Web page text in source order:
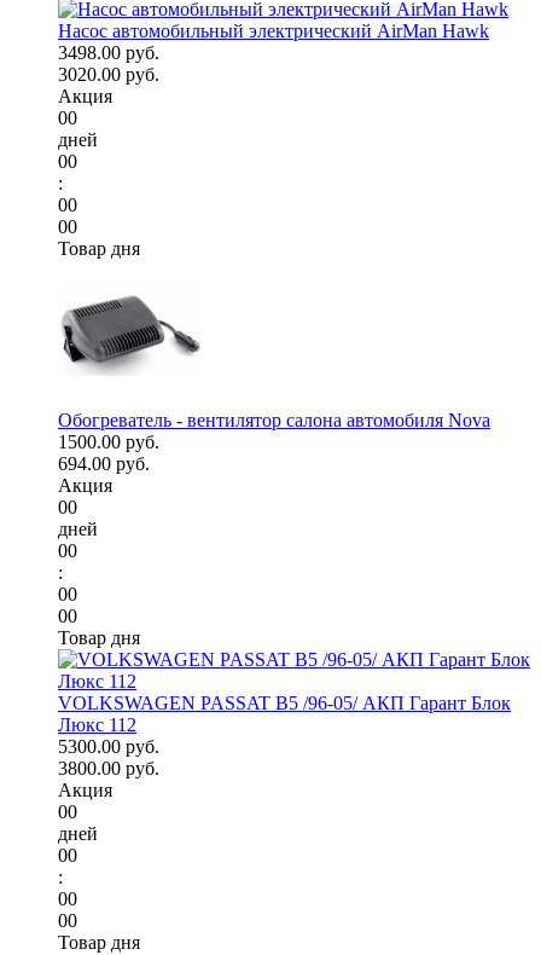
Насос автомобильный электрический AirMan Hawk
3498.00 руб.
3020.00 руб.
Акция
00
дней
00
:
00
00
Товар дня
Обогреватель - вентилятор салона автомобиля Nova
1500.00 руб.
694.00 руб.
Акция
00
дней
00
:
00
00
Товар дня
VOLKSWAGEN PASSAT B5 /96-05/ АКП Гарант Блок
Люкс 112
5300.00 руб.
3800.00 руб.
Акция
00
дней
00
:
00
00
Товар дня